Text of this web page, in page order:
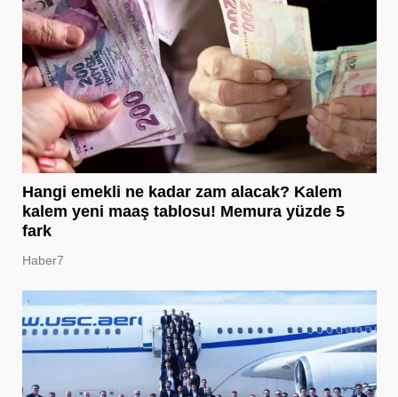
Hangi emekli ne kadar zam alacak? Kalem
kalem yeni maaş tablosu! Memura yüzde 5
fark
Haber7